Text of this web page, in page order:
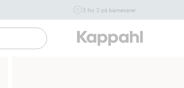
3 for 2 på barnevarer
inngår i tilbudet tom. 17/8 i butikk & online for deg som er
eller blir medlem. Kan ikke kombineres med andre tilbud
eller rabatter.